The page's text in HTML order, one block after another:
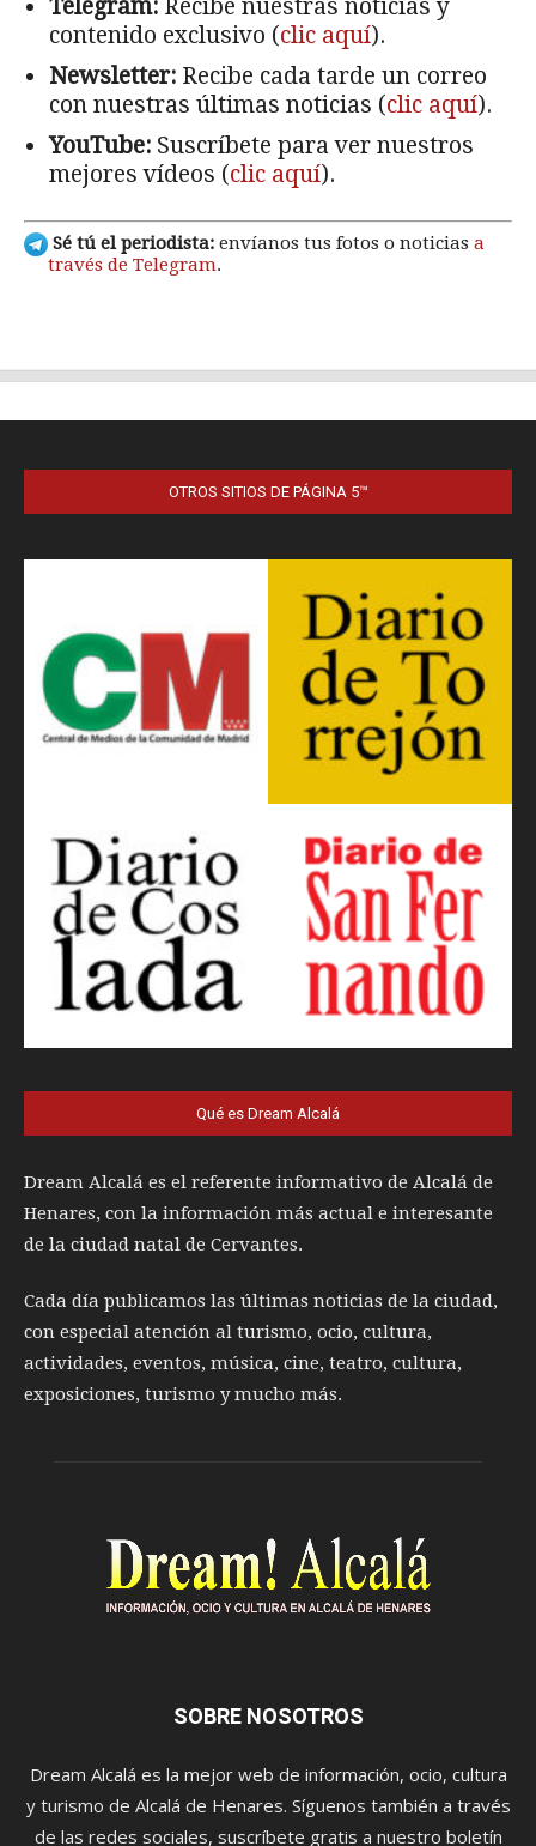
OTROS SITIOS DE PÁGINA 5™
Qué es Dream Alcalá
Dream Alcalá es el referente informativo de Alcalá de
Henares, con la información más actual e interesante
de la ciudad natal de Cervantes.
Cada día publicamos las últimas noticias de la ciudad,
con especial atención al turismo, ocio, cultura,
actividades, eventos, música, cine, teatro, cultura,
exposiciones, turismo y mucho más.
SOBRE NOSOTROS
Dream Alcalá es la mejor web de información, ocio, cultura
y turismo de Alcalá de Henares. Síguenos también a través
de las redes sociales, suscríbete gratis a nuestro boletín